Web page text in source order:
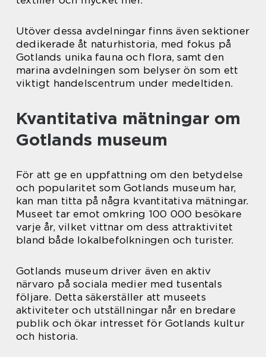
Utöver dessa avdelningar finns även sektioner
dedikerade åt naturhistoria, med fokus på
Gotlands unika fauna och flora, samt den
marina avdelningen som belyser ön som ett
viktigt handelscentrum under medeltiden.
Kvantitativa mätningar om
Gotlands museum
För att ge en uppfattning om den betydelse
och popularitet som Gotlands museum har,
kan man titta på några kvantitativa mätningar.
Museet tar emot omkring 100 000 besökare
varje år, vilket vittnar om dess attraktivitet
bland både lokalbefolkningen och turister.
Gotlands museum driver även en aktiv
närvaro på sociala medier med tusentals
följare. Detta säkerställer att museets
aktiviteter och utställningar når en bredare
publik och ökar intresset för Gotlands kultur
och historia.